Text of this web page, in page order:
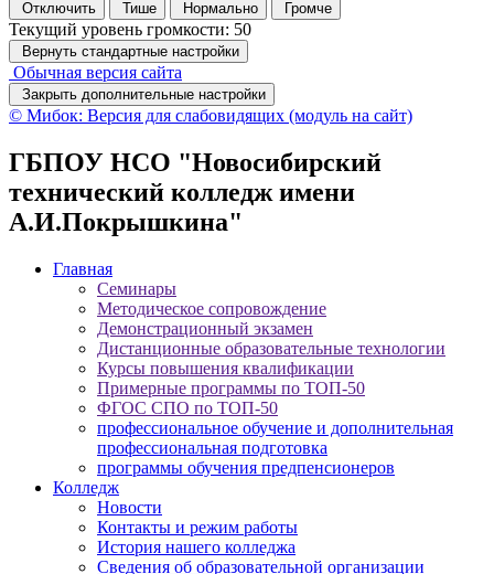
Отключить Тише Нормально Громче
Текущий уровень громкости: 50
Вернуть стандартные настройки
Обычная версия сайта
Закрыть дополнительные настройки
© Мибок: Версия для слабовидящих (модуль на сайт)
ГБПОУ НСО "Новосибирский
технический колледж имени
А.И.Покрышкина"
Главная
Семинары
Методическое сопровождение
Демонстрационный экзамен
Дистанционные образовательные технологии
Курсы повышения квалификации
Примерные программы по ТОП-50
ФГОС СПО по ТОП-50
профессиональное обучение и дополнительная
профессиональная подготовка
программы обучения предпенсионеров
Колледж
Новости
Контакты и режим работы
История нашего колледжа
Сведения об образовательной организации